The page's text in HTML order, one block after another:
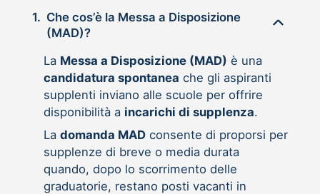
1. Che cos’è la Messa a Disposizione
(MAD)?
La Messa a Disposizione (MAD) è una
candidatura spontanea che gli aspiranti
supplenti inviano alle scuole per offrire
disponibilità a incarichi di supplenza.
La domanda MADconsente di proporsi per
supplenze di breve o media durata
quando, dopo lo scorrimento delle
graduatorie, restano posti vacanti in